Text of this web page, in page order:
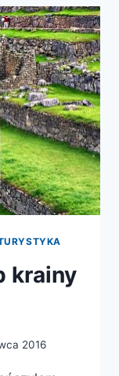
krainy
2016